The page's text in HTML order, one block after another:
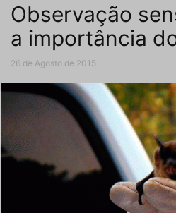
Observação
a importância
26 de Agosto de 2015